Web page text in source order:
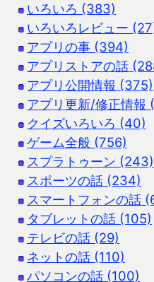
いろいろ (383)
いろいろレビュー
アプリの事 (394)
アプリストアの話
アプリ公開情報 (375)
アプリ更新/修正情報
クイズいろいろ (40)
ゲーム全般 (756)
スプラトゥーン (243)
スポーツの話 (234)
スマートフォンの話
タブレットの話 (105)
テレビの話 (29)
ネットの話 (110)
パソコンの話 (100)